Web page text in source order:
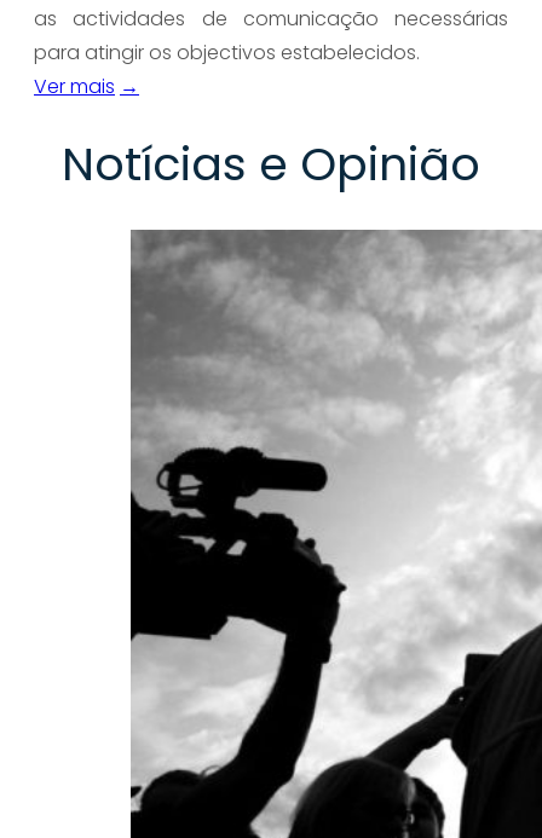
as actividades de comunicação necessárias
para atingir os objectivos estabelecidos.
Ver mais →
Notícias e Opinião